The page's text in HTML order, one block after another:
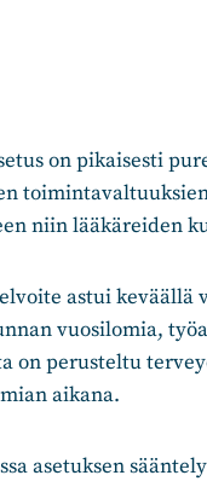
on pikaisesti
niin lääkäreiden
astui keväällä
vuosilomia,
on perusteltu
aikana.
asetuksen